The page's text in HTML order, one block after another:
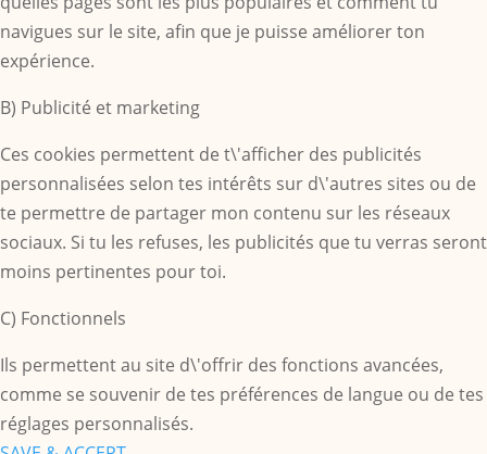
navigues sur le site, afin que je puisse améliorer ton
expérience.
B) Publicité et marketing
Ces cookies permettent de t\'afficher des publicités
personnalisées selon tes intérêts sur d\'autres sites ou de
te permettre de partager mon contenu sur les réseaux
sociaux. Si tu les refuses, les publicités que tu verras seront
moins pertinentes pour toi.
C) Fonctionnels
Ils permettent au site d\'offrir des fonctions avancées,
comme se souvenir de tes préférences de langue ou de tes
réglages personnalisés.